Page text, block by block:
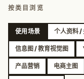
按类目浏览
使用场景 个人资料 /
信息图 / 教育视觉图
产品营销 电商主图